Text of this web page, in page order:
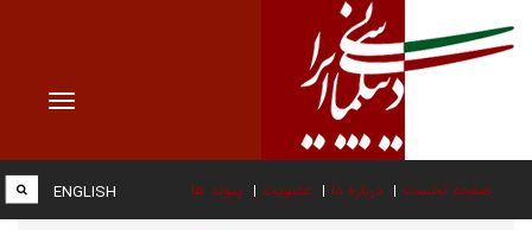
Toggle
صفحه نخست درباره ما عضویت پیوند ها ENGLISH